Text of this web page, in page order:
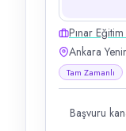
Pınar
Ankara
Tam Zamanlı
Başvuru